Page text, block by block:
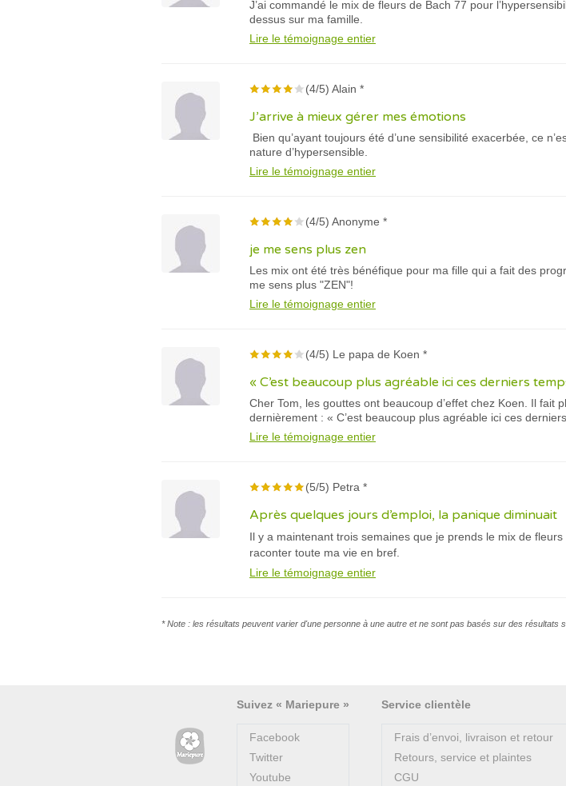
J’ai commandé le mix de fleurs de Bach 77 pour
dessus sur ma famille.
Lire le témoignage entier
(4/5) Alain *
J’arrive à mieux gérer mes émotions
Bien qu’ayant toujours été d’une sensibilité exacerbée, ce
nature d’hypersensible.
Lire le témoignage entier
(4/5) Anonyme *
je me sens plus zen
Les mix ont été très bénéfique pour ma fille qui a fait des
me sens plus "ZEN"!
Lire le témoignage entier
(4/5) Le papa de Koen *
« C’est beaucoup plus agréable ici ces derniers
Cher Tom, les gouttes ont beaucoup d’effet chez Koen. Il
dernièrement : « C’est beaucoup plus agréable ici ces
Lire le témoignage entier
(5/5) Petra *
Après quelques jours d’emploi, la panique diminuait
Il y a maintenant trois semaines que je prends le mix de
raconter toute ma vie en bref.
Lire le témoignage entier
* Note : les résultats peuvent varier d'une personne à une autre et ne sont pas basés sur des résultats
Suivez « Mariepure »
Facebook
Twitter
Youtube
Service clientèle
Frais d’envoi, livraison et retour
Retours, service et plaintes
CGU